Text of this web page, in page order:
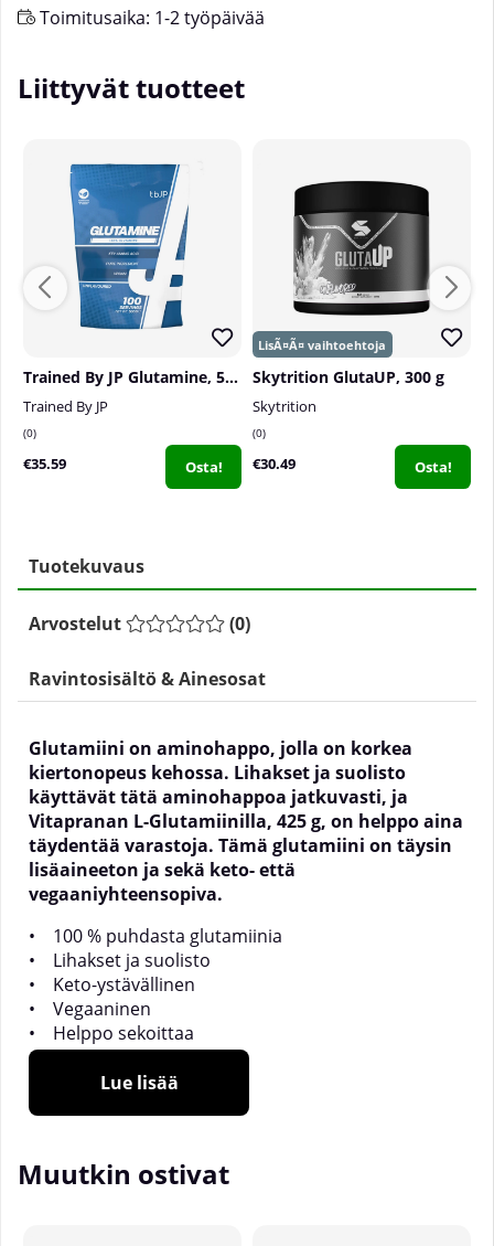
Toimitusaika: 1-2 työpäivää
Liittyvät tuotteet
Trained By JP Glutamine, 500 g
Trained By JP
0
€35.59 Osta!
Skytrition GlutaUP, 300 g
Skytrition
0
€30.49 Osta!
Tuotekuvaus
Arvostelut (0)
Ravintosisältö & Ainesosat
Glutamiini on aminohappo, jolla on korkea
kiertonopeus kehossa. Lihakset ja suolisto
käyttävät tätä aminohappoa jatkuvasti, ja
Vitapranan L-Glutamiinilla, 425 g, on helppo aina
täydentää varastoja. Tämä glutamiini on täysin
lisäaineeton ja sekä keto- että
vegaaniyhteensopiva.
• 100 % puhdasta glutamiinia
• Lihakset ja suolisto
• Keto-ystävällinen
• Vegaaninen
• Helppo sekoittaa
Suolisto, lihakset ja
immuunijärjestelmä
Glutamiinia käytetään runsaasti monissa tärkeissä
Lue lisää
Muutkin ostivat